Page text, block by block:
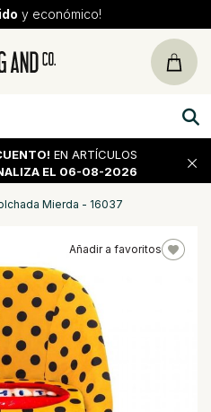
y económico!
EN ARTÍCULOS
EL 06-08-2026
Mierda - 16037
Añadir a favoritos